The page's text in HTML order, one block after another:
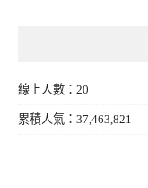
線上人數：20
累積人氣：37,463,821